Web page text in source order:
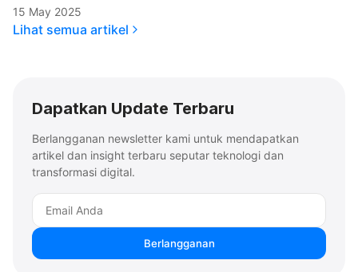
15 May 2025
Lihat semua artikel
Dapatkan Update Terbaru
Berlangganan newsletter kami untuk mendapatkan
artikel dan insight terbaru seputar teknologi dan
transformasi digital.
Berlangganan